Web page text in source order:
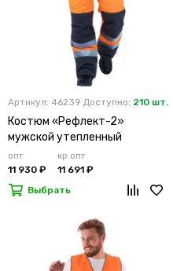
Артикул: 46239 Доступно: 210 шт.
Костюм «Рефлект-2»
мужской утепленный
оранжевый с п/к
опт
11 930 ₽
кр.опт
11 691 ₽
Выбрать